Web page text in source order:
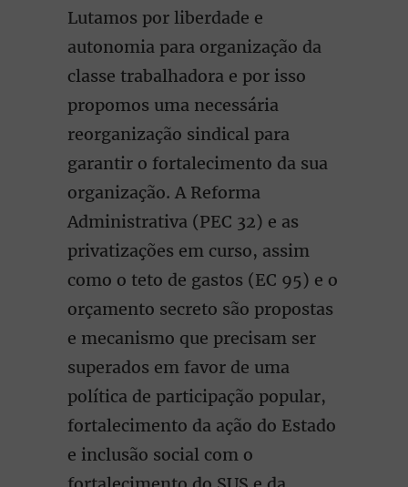
Lutamos por liberdade e
autonomia para organização da
classe trabalhadora e por isso
propomos uma necessária
reorganização sindical para
garantir o fortalecimento da sua
organização. A Reforma
Administrativa (PEC 32) e as
privatizações em curso, assim
como o teto de gastos (EC 95) e o
orçamento secreto são propostas
e mecanismo que precisam ser
superados em favor de uma
política de participação popular,
fortalecimento da ação do Estado
e inclusão social com o